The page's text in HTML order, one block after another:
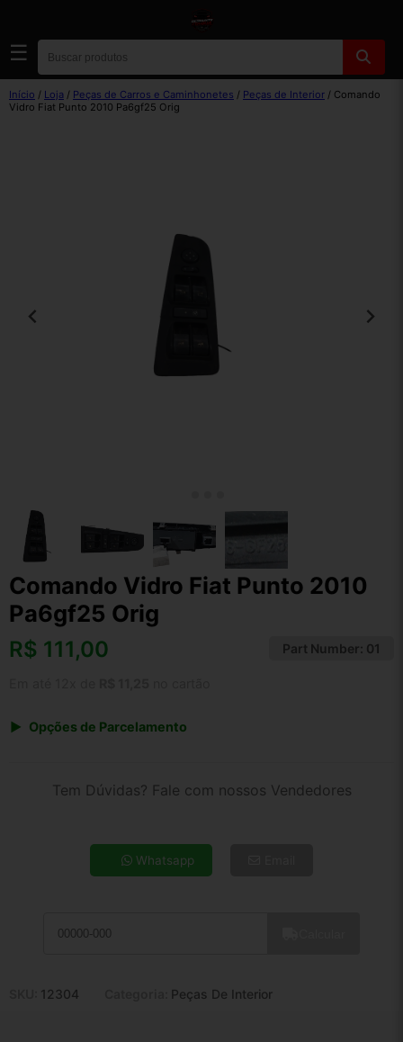
☰
Início / Loja / Peças de Carros e Caminhonetes / Peças de Interior / Comando
Vidro Fiat Punto 2010 Pa6gf25 Orig
Comando Vidro Fiat Punto 2010
Pa6gf25 Orig
R$ 111,00 Part Number: 01
Opções de Parcelamento
5x de R$ 24,93
6x de R$ 21,03
9x de R$ 14,52
Tem Dúvidas? Fale com nossos Vendedores
Whatsapp
12304 Peças De Interior